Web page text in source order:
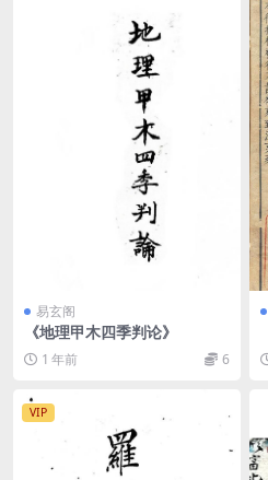
易玄阁
《地理甲木四季判论》
1 年前 6
VIP